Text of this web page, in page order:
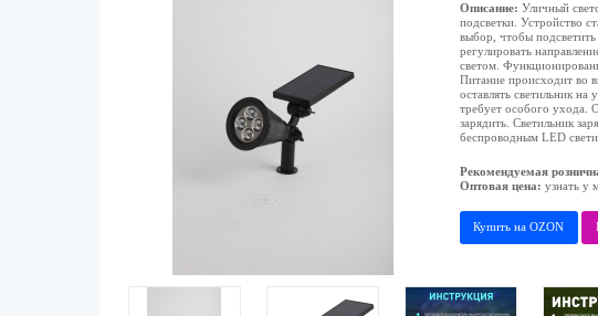
Описание: Уличный
подсветки. Устройство
выбор, чтобы
регулировать
светом.
Питание происходит во
оставлять светильник
требует особого ухода.
зарядить. Светильник
беспроводным LED
Рекомендуемая
Оптовая цена: узнать у
Купить на OZON